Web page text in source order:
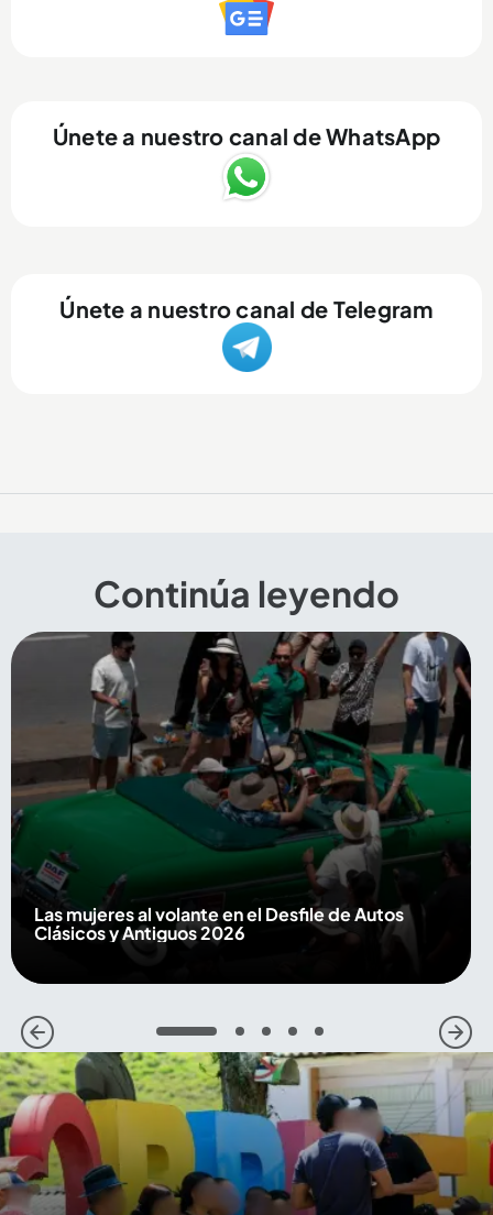
Únete a nuestro canal de WhatsApp
Únete a nuestro canal de Telegram
Continúa leyendo
Las mujeres al volante en el Desfile de Autos
Clásicos y Antiguos 2026
1 2 3 4 5